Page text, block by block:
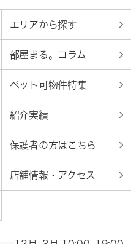
エリアから探す
部屋まる。コラム
ペット可物件特集
紹介実績
保護者の方はこちら
店舗情報・アクセス